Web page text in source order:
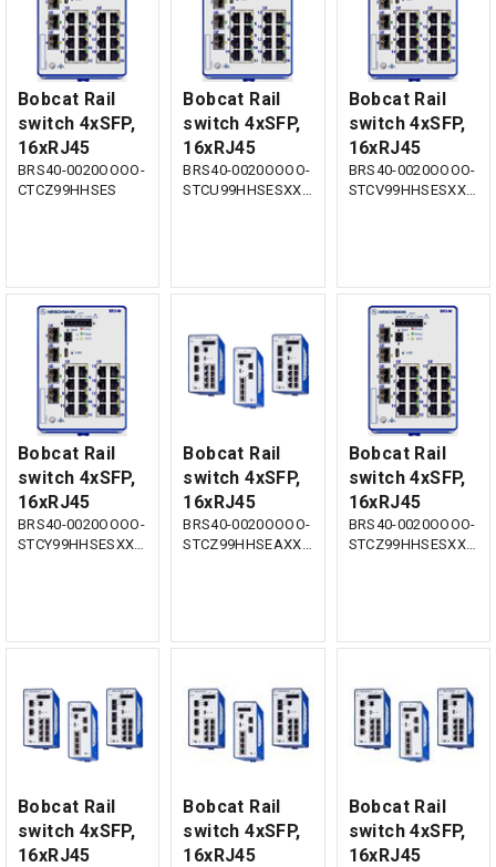
Bobcat Rail
switch 4xSFP,
16xRJ45
BRS40-0020OOOO-
CTCZ99HHSES
Bobcat Rail
switch 4xSFP,
16xRJ45
BRS40-0020OOOO-
STCU99HHSESXX.X.XX
Bobcat Rail
switch 4xSFP,
16xRJ45
BRS40-0020OOOO-
STCV99HHSESXX.X.XX
Bobcat Rail
switch 4xSFP,
16xRJ45
BRS40-0020OOOO-
Bobcat Rail
switch 4xSFP,
16xRJ45
BRS40-0020OOOO-
Bobcat Rail
switch 4xSFP,
16xRJ45
BRS40-0020OOOO-
STCZ99HHSESXX.X.XX
Bobcat Rail
switch 4xSFP,
16xRJ45
Bobcat Rail
switch 4xSFP,
16xRJ45
Bobcat Rail
switch 4xSFP,
16xRJ45